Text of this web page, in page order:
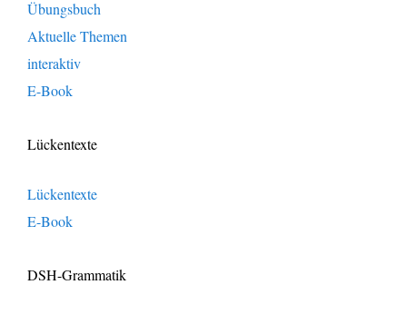
Übungsbuch
Aktuelle Themen
interaktiv
E-Book
Lückentexte
Lückentexte
E-Book
DSH-Grammatik